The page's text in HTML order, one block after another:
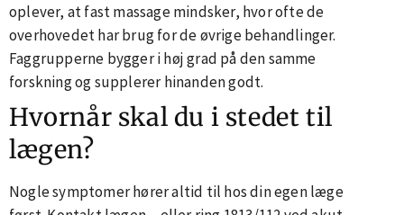
oplever, at fast massage mindsker, hvor ofte de
overhovedet har brug for de øvrige behandlinger.
Faggrupperne bygger i høj grad på den samme
forskning og supplerer hinanden godt.
Hvornår skal du i stedet til
lægen?
Nogle symptomer hører altid til hos din egen læge